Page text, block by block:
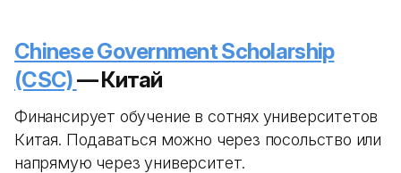
Chinese Government Scholarship
(CSC)— Китай
Финансирует обучение в сотнях университетов
Китая. Подаваться можно через посольство или
напрямую через университет.